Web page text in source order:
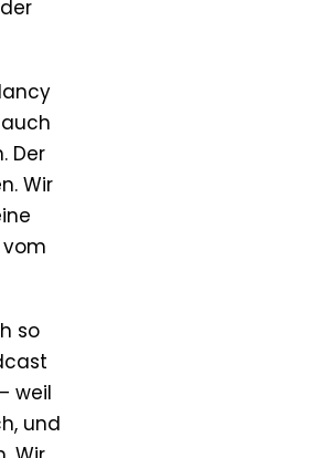
Der
Wir
so
weil
und